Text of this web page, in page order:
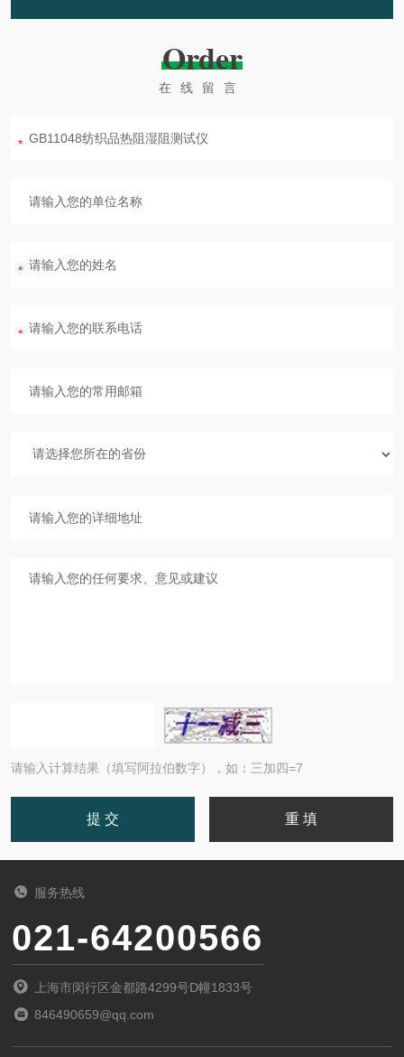
Order
在线留言
请输入计算结果（填写阿拉伯数字），如：三加四=7
服务热线
021-64200566
上海市闵行区金都路4299号D幢1833号
846490659@qq.com